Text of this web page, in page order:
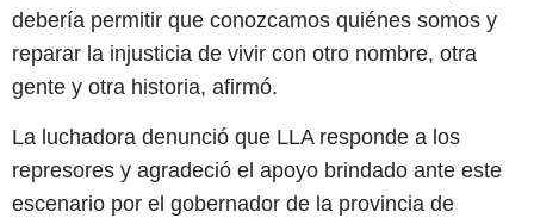
debería permitir que conozcamos quiénes somos y
reparar la injusticia de vivir con otro nombre, otra
gente y otra historia, afirmó.
La luchadora denunció que LLA responde a los
represores y agradeció el apoyo brindado ante este
escenario por el gobernador de la provincia de